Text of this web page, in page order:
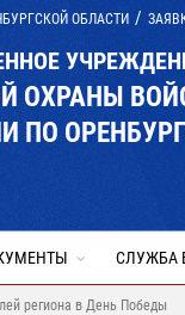
ОБЛАСТИ
ОХРАНЫ
ПО
СЛУЖБА
региона в День Победы